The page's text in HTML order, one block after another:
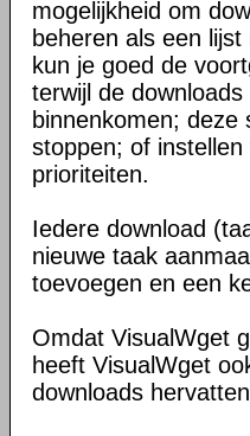
mogelijkheid om
beheren als een
kun je goed de
terwijl de downloads
binnenkomen; deze
stoppen; of instellen
prioriteiten.
Iedere download
nieuwe taak
toevoegen en een
Omdat VisualWget
heeft VisualWget
downloads